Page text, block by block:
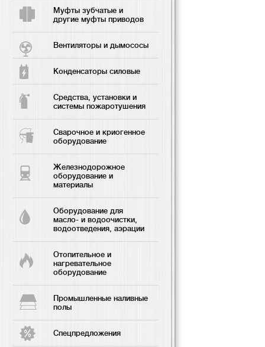
Муфты зубчатые и
другие муфты приводов
Вентиляторы и дымососы
Конденсаторы силовые
Средства, установки и
системы пожаротушения
Сварочное и криогенное
оборудование
Железнодорожное
оборудование и
материалы
Оборудование для
масло- и водоочистки,
водоотведения, аэрации
Отопительное и
нагревательное
оборудование
Промышленные наливные
полы
Спецпредложения